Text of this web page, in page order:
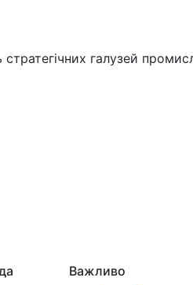
стратегічних галузей
Важливо